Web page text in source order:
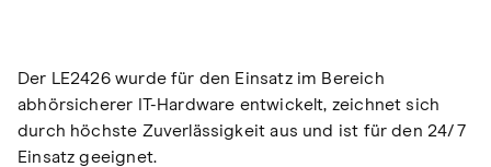
Der LE2426 wurde für den Einsatz im Bereich
abhörsicherer IT-Hardware entwickelt, zeichnet sich
durch höchste Zuverlässigkeit aus und ist für den 24/7
Einsatz geeignet.